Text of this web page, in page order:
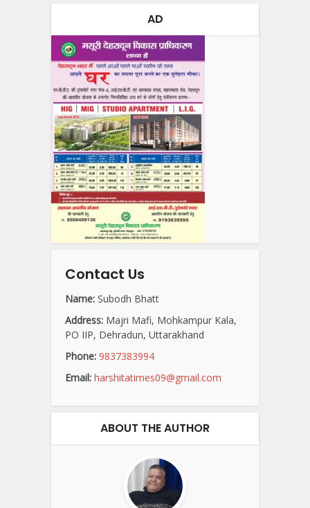
AD
Contact Us
Name: Subodh Bhatt
Address: Majri Mafi, Mohkampur Kala,
PO IIP, Dehradun, Uttarakhand
Phone: 9837383994
Email: harshitatimes09@gmail.com
ABOUT THE AUTHOR